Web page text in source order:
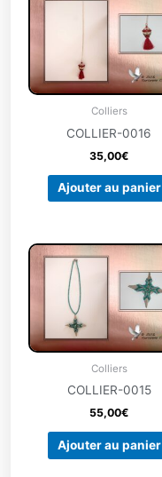
Colliers
COLLIER-0016
35,00€
Ajouter au panier
Colliers
COLLIER-0015
55,00€
Ajouter au panier